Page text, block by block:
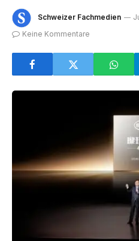
Schweizer Fachmedien
Keine Kommentare